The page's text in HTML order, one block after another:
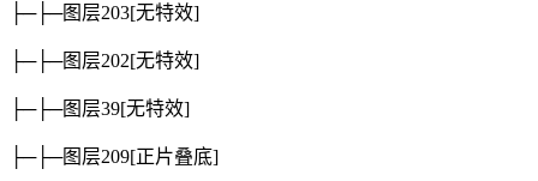
├─├─图层203[无特效]
├─├─图层202[无特效]
├─├─图层39[无特效]
├─├─图层209[正片叠底]